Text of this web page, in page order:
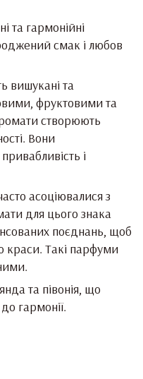
та гармонійні
смак і любов
вишукані та
фруктовими та
створюють
Вони
і
асоціювалися з
для цього знака
поєднань, щоб
краси. Такі парфуми
та півонія, що
гармонії.